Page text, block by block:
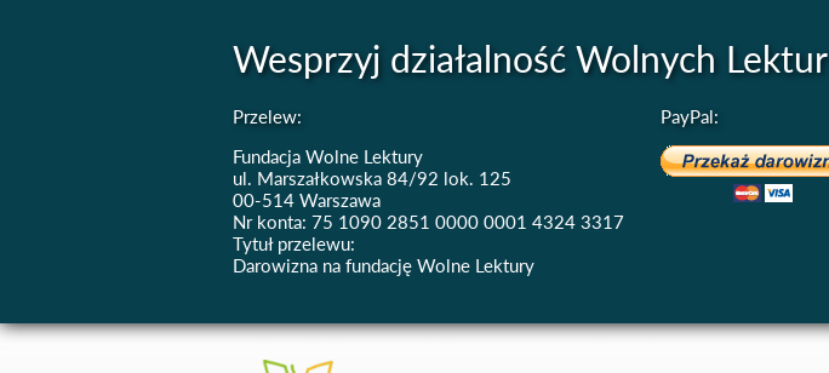
Wesprzyj działalność Wolnych Lektur
Przelew:
Fundacja Wolne Lektury
ul. Marszałkowska 84/92 lok. 125
00-514 Warszawa
Nr konta: 75 1090 2851 0000 0001 4324 3317
Tytuł przelewu:
Darowizna na fundację Wolne Lektury
PayPal: